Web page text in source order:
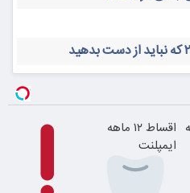
اقساط ۱۲ ماهه
ایمپلنت